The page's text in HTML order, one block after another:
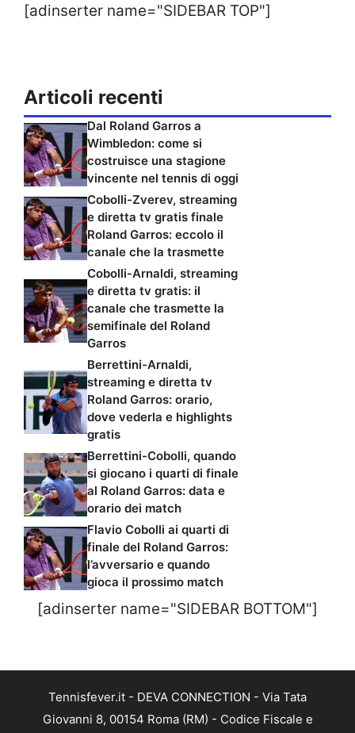
[adinserter name="SIDEBAR TOP"]
Articoli recenti
Dal Roland Garros a
Wimbledon: come si
costruisce una stagione
vincente nel tennis di oggi
Cobolli-Zverev, streaming
e diretta tv gratis finale
Roland Garros: eccolo il
canale che la trasmette
Cobolli-Arnaldi, streaming
e diretta tv gratis: il
canale che trasmette la
semifinale del Roland
Garros
Berrettini-Arnaldi,
streaming e diretta tv
Roland Garros: orario,
dove vederla e highlights
gratis
Berrettini-Cobolli, quando
si giocano i quarti di finale
al Roland Garros: data e
orario dei match
Flavio Cobolli ai quarti di
finale del Roland Garros:
l’avversario e quando
gioca il prossimo match
[adinserter name="SIDEBAR BOTTOM"]
Tennisfever.it - DEVA CONNECTION - Via Tata
Giovanni 8, 00154 Roma (RM) - Codice Fiscale e